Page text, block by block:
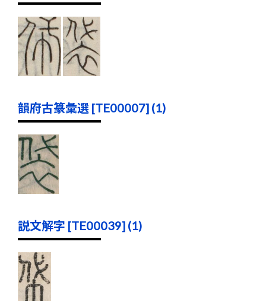
韻府古篆彙選 [TE00007] (1)
説文解字 [TE00039] (1)